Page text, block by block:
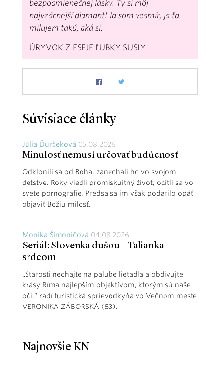
bezpodmienečnej lásky. Ty si môj
najvzácnejší diamant! Ja som vesmír, ja ťa
milujem takú, aká si.
ÚRYVOK Z ESEJE ĽUBKY SUSLY
Súvisiace články
Júlia Ďurčeková 05.08.2026
Minulosť nemusí určovať budúcnosť
Odklonili sa od Boha, zanechali ho vo svojom
detstve. Roky viedli promiskuitný život, ocitli sa vo
svete pornografie. Predsa sa im však podarilo opäť
objaviť Božiu milosť.
Monika Šimoničová 04.08.2026
Seriál: Slovenka dušou – Talianka
srdcom
„Starosti nechajte na palube lietadla a obdivujte
krásy Ríma najlepším objektívom, ktorým sú naše
oči,“ radí turistická sprievodkyňa vo Večnom meste
VERONIKA ZÁBORSKÁ (53).
Najnovšie KN